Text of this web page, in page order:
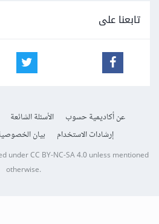
تابعنا على
عن أكاديمية حسوب الأسئلة الشائعة
إرشادات الاستخدام
بيان
underCC BY-NC-SA 4.0unless mentioned
otherwise.